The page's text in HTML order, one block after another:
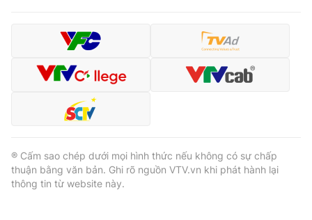
® Cấm sao chép dưới mọi hình thức nếu không có sự chấp
thuận bằng văn bản. Ghi rõ nguồn VTV.vn khi phát hành lại
thông tin từ website này.